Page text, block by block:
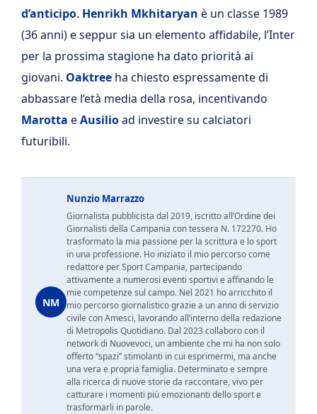
d’anticipo. Henrikh Mkhitaryan è un classe 1989
(36 anni) e seppur sia un elemento affidabile, l’Inter
per la prossima stagione ha dato priorità ai
giovani. Oaktree ha chiesto espressamente di
abbassare l’età media della rosa, incentivando
Marotta eAusilioad investire su calciatori
futuribili.
NM
Nunzio Marrazzo
Giornalista pubblicista dal 2019, iscritto all’Ordine dei
Giornalisti della Campania con tessera N. 172270. Ho
trasformato la mia passione per la scrittura e lo sport
in una professione. Ho iniziato il mio percorso come
redattore per Sport Campania, partecipando
attivamente a numerosi eventi sportivi e affinando le
mie competenze sul campo. Nel 2021 ho arricchito il
mio percorso giornalistico grazie a un anno di servizio
civile con Amesci, lavorando all’interno della redazione
di Metropolis Quotidiano. Dal 2023 collaboro con il
network di Nuovevoci, un ambiente che mi ha non solo
offerto “spazi” stimolanti in cui esprimermi, ma anche
una vera e propria famiglia. Determinato e sempre
alla ricerca di nuove storie da raccontare, vivo per
catturare i momenti più emozionanti dello sport e
trasformarli in parole.